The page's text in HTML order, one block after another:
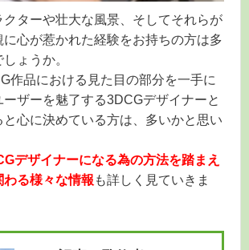
クターや壮大な風景、そしてそれらが
心が惹かれた経験をお持ちの方は多
ょうか。
作品における見た目の部分を一手に
ザーを魅了する3DCGデザイナーと
と心に決めている方は、多いかと思い
デザイナーになる為の方法を踏まえ
る様々な情報 も詳しく見ていきま